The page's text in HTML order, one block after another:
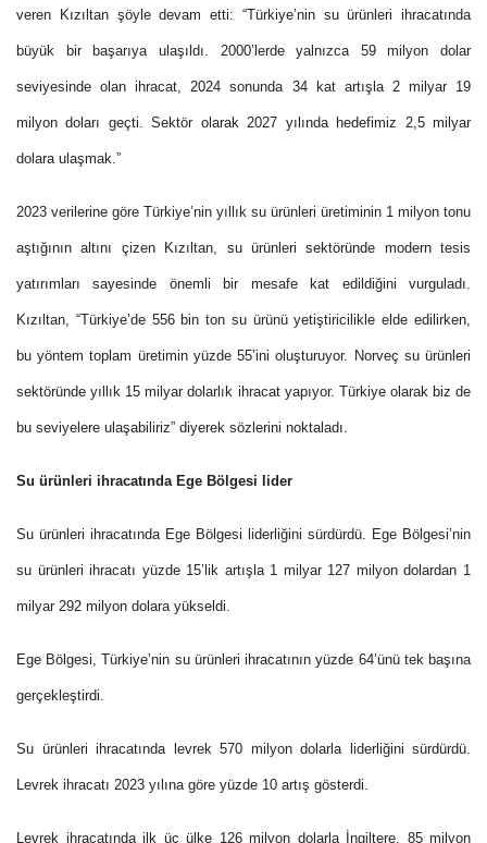
veren Kızıltan şöyle devam etti: “Türkiye’nin su ürünleri ihracatında
büyük bir başarıya ulaşıldı. 2000’lerde yalnızca 59 milyon dolar
seviyesinde olan ihracat, 2024 sonunda 34 kat artışla 2 milyar 19
milyon doları geçti. Sektör olarak 2027 yılında hedefimiz 2,5 milyar
dolara ulaşmak.”
2023 verilerine göre Türkiye’nin yıllık su ürünleri üretiminin 1 milyon tonu
aştığının altını çizen Kızıltan, su ürünleri sektöründe modern tesis
yatırımları sayesinde önemli bir mesafe kat edildiğini vurguladı.
Kızıltan, “Türkiye’de 556 bin ton su ürünü yetiştiricilikle elde edilirken,
bu yöntem toplam üretimin yüzde 55’ini oluşturuyor. Norveç su ürünleri
sektöründe yıllık 15 milyar dolarlık ihracat yapıyor. Türkiye olarak biz de
bu seviyelere ulaşabiliriz” diyerek sözlerini noktaladı.
Su ürünleri ihracatında Ege Bölgesi lider
Su ürünleri ihracatında Ege Bölgesi liderliğini sürdürdü. Ege Bölgesi’nin
su ürünleri ihracatı yüzde 15’lik artışla 1 milyar 127 milyon dolardan 1
milyar 292 milyon dolara yükseldi.
Ege Bölgesi, Türkiye’nin su ürünleri ihracatının yüzde 64’ünü tek başına
gerçekleştirdi.
Su ürünleri ihracatında levrek 570 milyon dolarla liderliğini sürdürdü.
Levrek ihracatı 2023 yılına göre yüzde 10 artış gösterdi.
Levrek ihracatında ilk üç ülke 126 milyon dolarla İngiltere, 85 milyon